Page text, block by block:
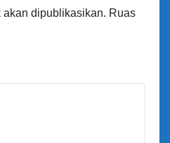
dipublikasikan. Ruas